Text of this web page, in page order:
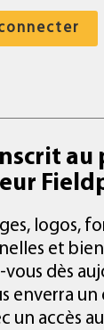
logos,
et
dès
enverra un
un accès